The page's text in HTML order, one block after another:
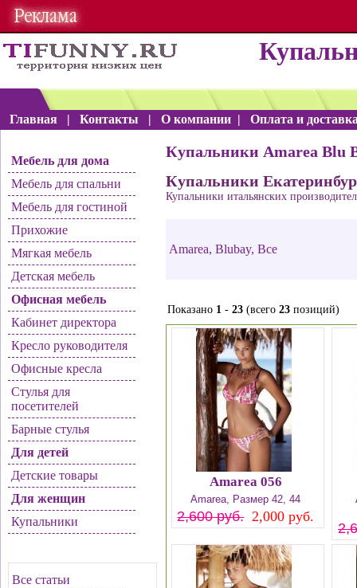
Главная | Контакты | О компании | Оплата и
Мебель для дома
Мебель для спальни
Мебель для гостиной
Прихожие
Мягкая мебель
Детская мебель
Офисная мебель
Кабинет директора
Кресло руководителя
Офисные кресла
Стулья для
посетителей
Барные стулья
Для детей
Детские товары
Для женщин
Купальники
Все статьи
Купальники Amarea Blu
Купальники
Купальники итальянских
Amarea, Blubay, Все
Показано 1 - 23 (всего 23 позиций)
Amarea 056
Amarea, Размер 42, 44
2,600 руб. 2,000 руб.